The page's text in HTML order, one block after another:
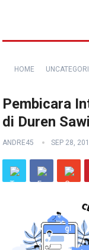
HOME
Pembicara
di Duren
ANDRE45 SEP 28,